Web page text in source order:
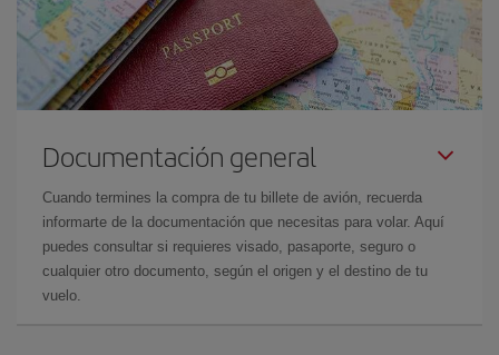
Documentación general
Cuando termines la compra de tu billete de avión, recuerda
informarte de la documentación que necesitas para volar. Aquí
puedes consultar si requieres visado, pasaporte, seguro o
cualquier otro documento, según el origen y el destino de tu
vuelo.